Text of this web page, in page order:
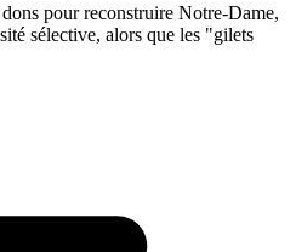
pour reconstruire Notre-Dame,
sélective, alors que les "gilets